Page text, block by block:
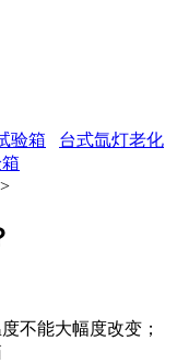
验箱
台式氙灯老化
>
不能大幅度改变；